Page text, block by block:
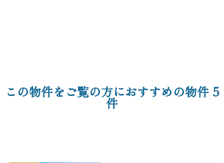
この物件をご覧の方におすすめの物件 5
件